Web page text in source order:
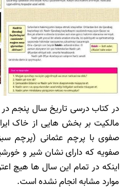
در کتاب درسی تاریخ سال پنجم
مالکیت بر بخش هایی از خاک
صفوی با پرچم عثمانی (پرچم
صفویه که دارای نشان شیر و
اینکه در تمام این سال ها هیچ
موارد مشابه انجام نشده است.